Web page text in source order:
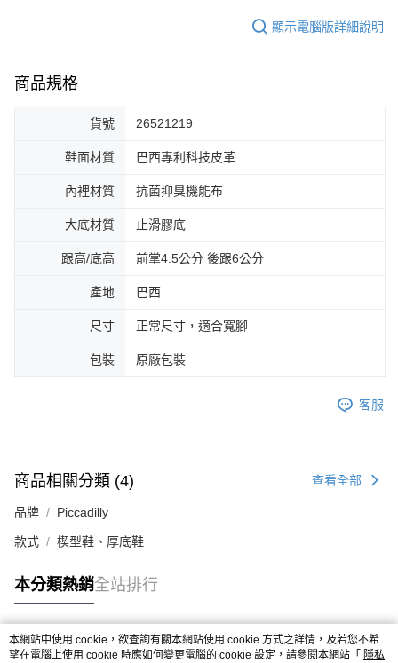
顯示電腦版詳細說明
商品規格
貨號 26521219
鞋面材質 巴西專利科技皮革
內裡材質 抗菌抑臭機能布
大底材質 止滑膠底
跟高/底高 前掌4.5公分 後跟6公分
產地 巴西
尺寸 正常尺寸，適合寬腳
包裝 原廠包裝
客服
商品相關分類 (4) 查看全部
品牌 Piccadilly
款式 楔型鞋、厚底鞋
本分類熱銷全站排行
熱門標籤
本網站中使用 cookie，欲查詢有關本網站使用 cookie 方式之詳情，及若您不希
望在電腦上使用 cookie 時應如何變更電腦的 cookie 設定，請參閱本網站「 隱私